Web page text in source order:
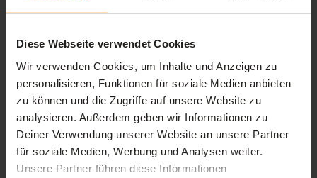
Diese Webseite verwendet Cookies
Wir verwenden Cookies, um Inhalte und Anzeigen zu
personalisieren, Funktionen für soziale Medien anbieten
zu können und die Zugriffe auf unsere Website zu
analysieren. Außerdem geben wir Informationen zu
Deiner Verwendung unserer Website an unsere Partner
für soziale Medien, Werbung und Analysen weiter.
Unsere Partner führen diese Informationen
1stars: 0
Bewertungen
Rezensionen
vonAnonymous User am 07. Mai 2026
sehr gut